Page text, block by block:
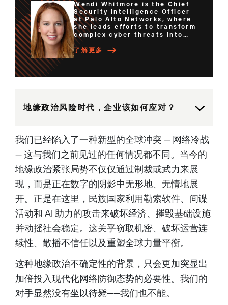
Wendi Whitmore is the Chief
Security Intelligence Officer
at Palo Alto Networks, where
she leads efforts to transform
complex cyber threats into
actionable intelligence. With
over 20 years of experience,
history. Previously, she led
Palo Alto Networks Unit 42
Mandiant. Wendi began her
career as a Special Agent
with the U.S. Air Force. She
serves on cybersecurity
advisory boards for Duke
University and the University
of San Diego, and was an
inaugural member of the
Cyber Safety Review Board
launched by the United States
Department of Homeland
Security.Wendi Whitmore is
the Chief Security
Intelligence Officer at Palo
Alto Networks, where she
leads efforts to transform
actionable intelligence. With
Wendi has built and led
intelligence teams that have
了解更多
地缘政治风险时代，企业该如何应对？
我们已经陷入了一种新型的全球冲突 — 网络冷战
— 这与我们之前见过的任何情况都不同。当今的
地缘政治紧张局势不仅仅通过制裁或武力来展
现，而是正在数字的阴影中无形地、无情地展
开。正是在这里，民族国家利用勒索软件、间谍
活动和 AI 助力的攻击来破坏经济、摧毁基础设施
并动摇社会稳定。这关乎窃取机密、破坏运营连
续性、散播不信任以及重塑全球力量平衡。
这种地缘政治不确定性的背景，只会更加突显出
加倍投入现代化网络防御态势的必要性。我们的
对手显然没有坐以待毙——我们也不能。